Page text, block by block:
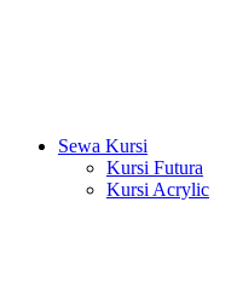
Sewa Kursi
Kursi Futura
Kursi Acrylic